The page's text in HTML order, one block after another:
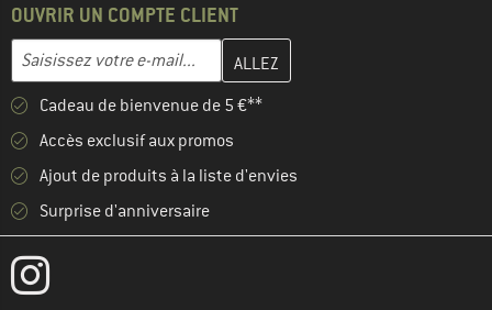
OUVRIR UN COMPTE CLIENT
Adresse e-mail
Entrez votre adresse e-mail ici et créez votre compte client à la
Cadeau de bienvenue de 5 €**
Accès exclusif aux promos
Ajout de produits à la liste d'envies
Surprise d'anniversaire